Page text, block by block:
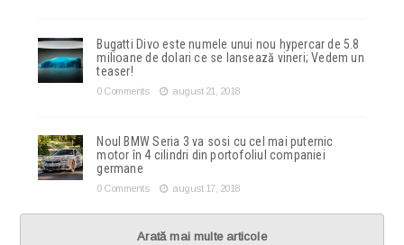
Bugatti Divo este numele unui nou hypercar de 5.8
milioane de dolari ce se lansează vineri; Vedem un
teaser!
0 Comments august 21, 2018
Noul BMW Seria 3 va sosi cu cel mai puternic
motor în 4 cilindri din portofoliul companiei
germane
0 Comments august 17, 2018
Arată mai multe articole